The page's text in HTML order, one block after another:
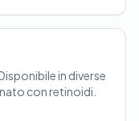
in diverse
con retinoidi.